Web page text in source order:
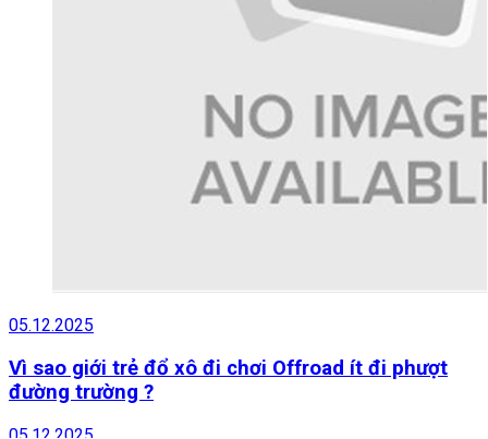
05.12.2025
Vì sao giới trẻ đổ xô đi chơi Offroad ít đi phượt
đường trường ?